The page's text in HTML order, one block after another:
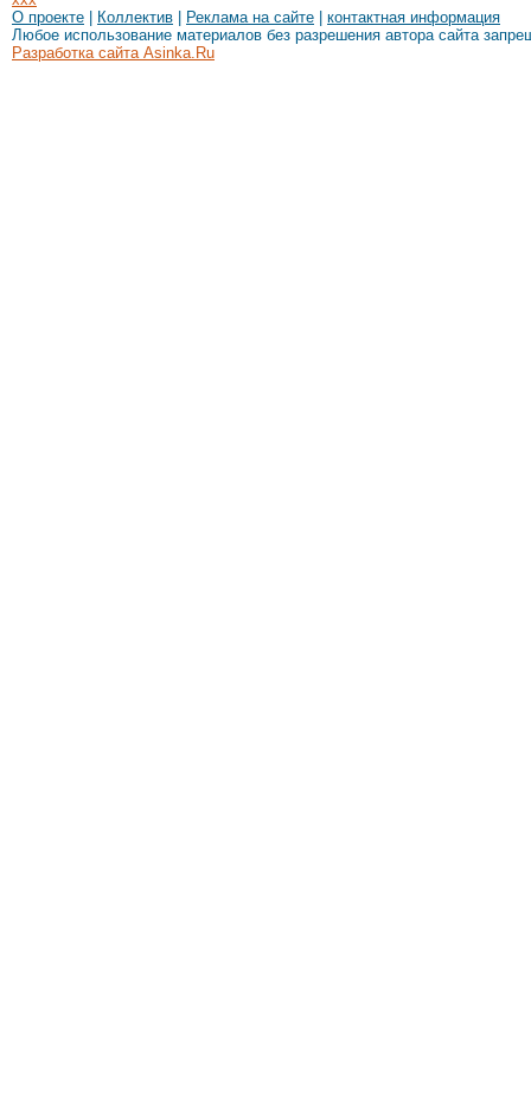
О проекте
Коллектив Реклама на сайте
контактная информация
Любое использование материалов без разрешения автора сайта
Разработка сайта Asinka.Ru